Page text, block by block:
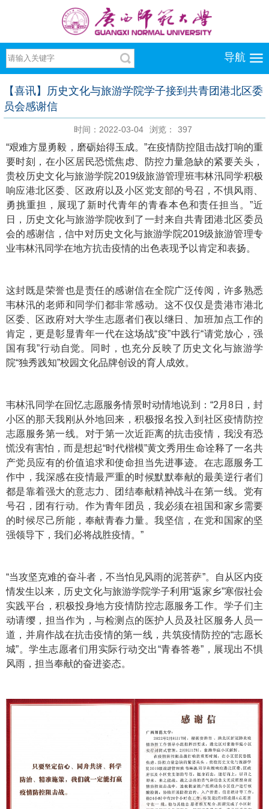
导航
【喜讯】历史文化与旅游学院学子接到共青团港北区委
员会感谢信
时间：2022-03-04 浏览： 397
“艰难方显勇毅，磨砺始得玉成。”在疫情防控阻击战打响的重
要时刻，在小区居民恐慌焦虑、防控力量急缺的紧要关头，
贵校历史文化与旅游学院2019级旅游管理班韦林汛同学积极
响应港北区委、区政府以及小区党支部的号召，不惧风雨、
勇挑重担，展现了新时代青年的青春本色和责任担当。”近
日，历史文化与旅游学院收到了一封来自共青团港北区委员
会的感谢信，信中对历史文化与旅游学院2019级旅游管理专
业韦林汛同学在地方抗击疫情的出色表现予以肯定和表扬。
这封既是荣誉也是责任的感谢信在全院广泛传阅，许多熟悉
韦林汛的老师和同学们都非常感动。这不仅仅是贵港市港北
区委、区政府对大学生志愿者们夜以继日、加班加点工作的
肯定，更是彰显青年一代在这场战“疫”中践行“请党放心，强
国有我”行动自觉。同时，也充分反映了历史文化与旅游学
院“独秀践知”校园文化品牌创设的育人成效。
韦林汛同学在回忆志愿服务情景时动情地说到：“2月8日，封
小区的那天我刚从外地回来，积极报名投入到社区疫情防控
志愿服务第一线。对于第一次近距离的抗击疫情，我没有恐
慌没有害怕，而是想起“时代楷模”黄文秀用生命诠释了一名共
产党员应有的价值追求和使命担当先进事迹。在志愿服务工
作中，我深感在疫情最严重的时候默默奉献的最美逆行者们
都是靠着强大的意志力、团结奉献精神战斗在第一线。党有
号召，团有行动。作为青年团员，我必须在祖国和家乡需要
的时候尽己所能，奉献青春力量。我坚信，在党和国家的坚
强领导下，我们必将战胜疫情。”
“当攻坚克难的奋斗者，不当怕见风雨的泥菩萨”。自从区内疫
情发生以来，历史文化与旅游学院学子利用“返家乡”寒假社会
实践平台，积极投身地方疫情防控志愿服务工作。学子们主
动请缨，担当作为，与检测点的医护人员及社区服务人员一
道，并肩作战在抗击疫情的第一线，共筑疫情防控的“志愿长
城”。学生志愿者们用实际行动交出“青春答卷”，展现出不惧
风雨，担当奉献的奋进姿态。